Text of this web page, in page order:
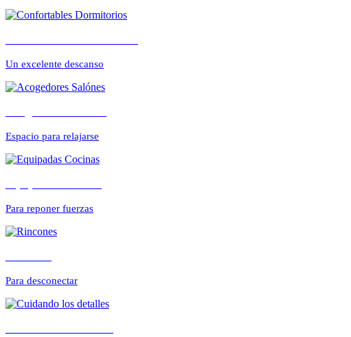
CONFORTABLE
ambientes cálidos y
Un excelente descanso
Espacio para relajarse
Para reponer fuerzas
Para desconectar